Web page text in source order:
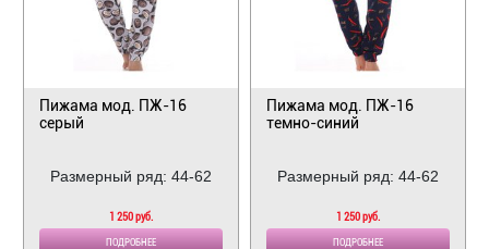
Пижама мод. ПЖ-16
серый
Размерный ряд: 44-62
1 250 руб.
ПОДРОБНЕЕ
Пижама мод. ПЖ-16
темно-синий
Размерный ряд: 44-62
1 250 руб.
ПОДРОБНЕЕ